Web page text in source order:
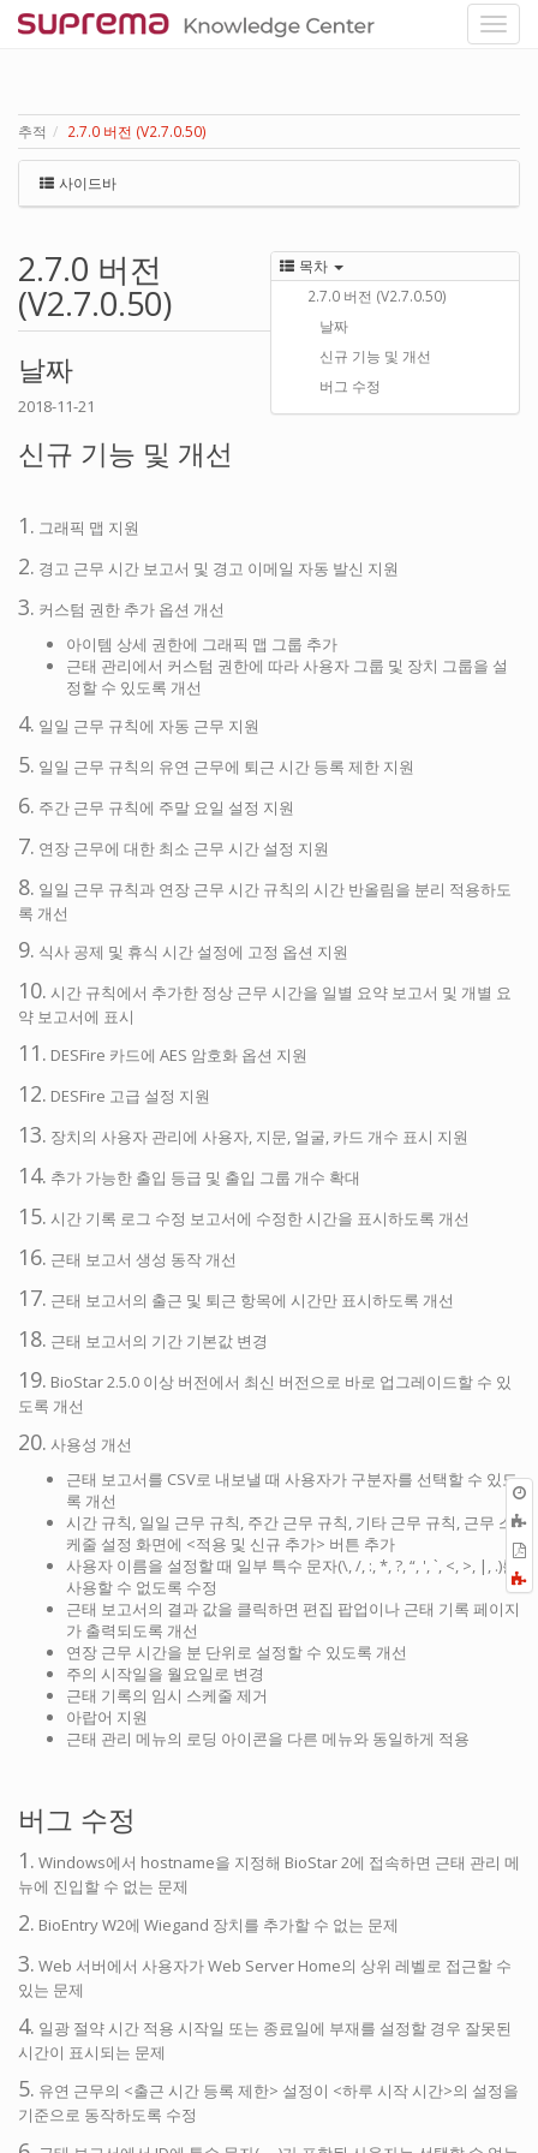
추적 2.7.0 버전 (V2.7.0.50)
사이드바
목차
2.7.0 버전 (V2.7.0.50)
날짜
신규 기능 및 개선
버그 수정
2.7.0 버전
(V2.7.0.50)
날짜
2018-11-21
신규 기능 및 개선
1. 그래픽 맵 지원
2. 경고 근무 시간 보고서 및 경고 이메일 자동 발신 지원
3. 커스텀 권한 추가 옵션 개선
아이템 상세 권한에 그래픽 맵 그룹 추가
근태 관리에서 커스텀 권한에 따라 사용자 그룹 및 장치 그룹을 설
정할 수 있도록 개선
4. 일일 근무 규칙에 자동 근무 지원
5. 일일 근무 규칙의 유연 근무에 퇴근 시간 등록 제한 지원
6. 주간 근무 규칙에 주말 요일 설정 지원
7. 연장 근무에 대한 최소 근무 시간 설정 지원
8. 일일 근무 규칙과 연장 근무 시간 규칙의 시간 반올림을 분리 적용하도
록 개선
9. 식사 공제 및 휴식 시간 설정에 고정 옵션 지원
10. 시간 규칙에서 추가한 정상 근무 시간을 일별 요약 보고서 및 개별 요
약 보고서에 표시
11. DESFire 카드에 AES 암호화 옵션 지원
12. DESFire 고급 설정 지원
13. 장치의 사용자 관리에 사용자, 지문, 얼굴, 카드 개수 표시 지원
14. 추가 가능한 출입 등급 및 출입 그룹 개수 확대
15. 시간 기록 로그 수정 보고서에 수정한 시간을 표시하도록 개선
16. 근태 보고서 생성 동작 개선
17. 근태 보고서의 출근 및 퇴근 항목에 시간만 표시하도록 개선
18. 근태 보고서의 기간 기본값 변경
19. BioStar 2.5.0 이상 버전에서 최신 버전으로 바로 업그레이드할 수 있
도록 개선
20. 사용성 개선
근태 보고서를 CSV로 내보낼 때 사용자가 구분자를 선택할 수 있도
록 개선
시간 규칙, 일일 근무 규칙, 주간 근무 규칙, 기타 근무 규칙, 근무 스
케줄 설정 화면에 <적용 및 신규 추가> 버튼 추가
사용자 이름을 설정할 때 일부 특수 문자(\, /, :, *, ?, “, ', `, <, >, |, .)를
사용할 수 없도록 수정
근태 보고서의 결과 값을 클릭하면 편집 팝업이나 근태 기록 페이지
가 출력되도록 개선
연장 근무 시간을 분 단위로 설정할 수 있도록 개선
주의 시작일을 월요일로 변경
근태 기록의 임시 스케줄 제거
아랍어 지원
근태 관리 메뉴의 로딩 아이콘을 다른 메뉴와 동일하게 적용
버그 수정
1. Windows에서 hostname을 지정해 BioStar 2에 접속하면 근태 관리 메
뉴에 진입할 수 없는 문제
2. BioEntry W2에 Wiegand 장치를 추가할 수 없는 문제
3. Web 서버에서 사용자가 Web Server Home의 상위 레벨로 접근할 수
있는 문제
4. 일광 절약 시간 적용 시작일 또는 종료일에 부재를 설정할 경우 잘못된
시간이 표시되는 문제
5. 유연 근무의 <출근 시간 등록 제한> 설정이 <하루 시작 시간>의 설정을
기준으로 동작하도록 수정